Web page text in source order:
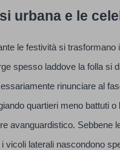
urbana e le
le festività si
spesso laddove la folla si
rinunciare al
quartieri meno battuti o
avanguardistico. Sebbene
vicoli laterali nascondono